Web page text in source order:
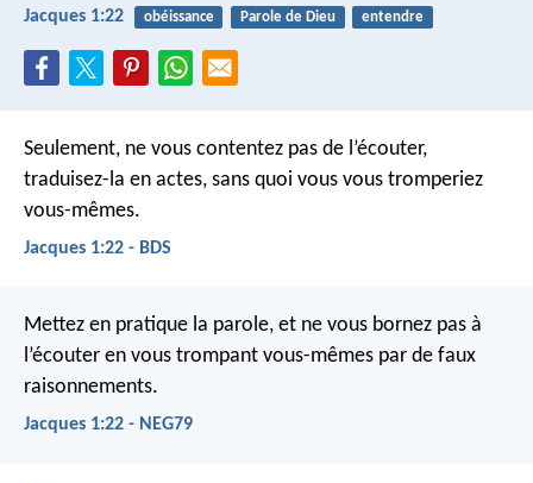
Jacques 1:22 obéissance Parole de Dieu entendre
Seulement, ne vous contentez pas de l’écouter,
traduisez-la en actes, sans quoi vous vous tromperiez
vous-mêmes.
Jacques 1:22 - BDS
Mettez en pratique la parole, et ne vous bornez pas à
l’écouter en vous trompant vous-mêmes par de faux
raisonnements.
Jacques 1:22 - NEG79